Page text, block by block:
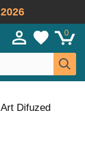
0
Difuzed